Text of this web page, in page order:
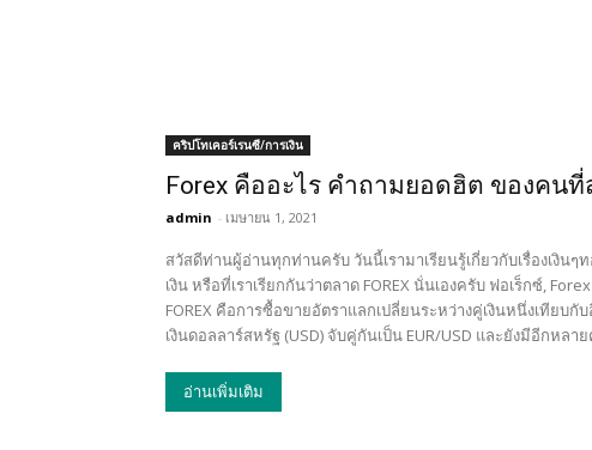
คริปโทเคอร์เรนซี/การเงิน
Forex คืออะไร คำถามยอดฮิต ของคน
admin - เมษายน 1, 2021
สวัสดีท่านผู้อ่านทุกท่านครับ วันนี้เรามาเรียนรู้เกี่ยวกับเรื่องเงิน
เงิน หรือที่เราเรียกกันว่าตลาด FOREX นั่นเองครับ ฟอเร็กซ์,
FOREX คือการซื้อขายอัตราแลกเปลี่ยนระหว่างคู่เงินหนึ่งเทียบกั
เงินดอลลาร์สหรัฐ (USD) จับคู่กันเป็น EUR/USD และยังมีอีกหลา
อ่านเพิ่มเติม